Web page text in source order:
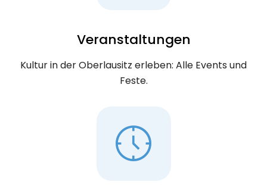
Veranstaltungen
Kultur in der Oberlausitz erleben: Alle Events und
Feste.